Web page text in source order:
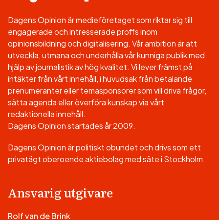
Dagens Opinion är medieföretaget som riktar sig till
engagerade och intresserade proffs inom
opinionsbildning och digitalisering. Vår ambition är att
utveckla, utmana och underhålla vår kunniga publik med
hjälp av journalistik av hög kvalitet. Vi lever främst på
intäkter från vårt innehåll, i huvudsak från betalande
prenumeranter eller temasponsorer som vill driva frågor,
sätta agenda eller överföra kunskap via vårt
redaktionella innehåll.
Dagens Opinion startades år 2009.
Dagens Opinion är politiskt obundet och drivs som ett
privatägt oberoende aktiebolag med säte i Stockholm.
Ansvarig utgivare
Rolf van de Brink